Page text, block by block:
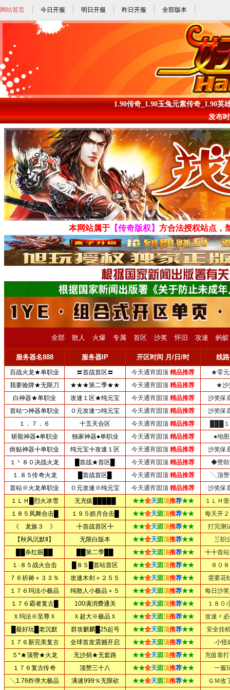
网站首页 今日开服 明日开服 昨日开服 全部版本
1.90传奇_1.90玉兔元素传奇_1.90英
发布